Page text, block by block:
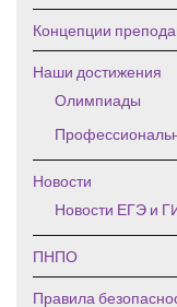
Концепции
Наши достижения
Олимпиады
Новости
Новости ЕГЭ и
ПНПО
Правила